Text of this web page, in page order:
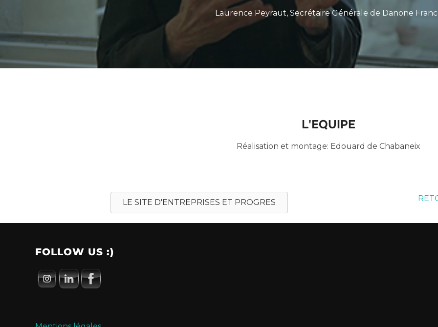
Laurence Peyraut, Secrétaire Générale de Danone
L'EQUIPE
Réalisation et montage: Edouard de Chabaneix
LE SITE D'ENTREPRISES ET PROGRES
FOLLOW US :)